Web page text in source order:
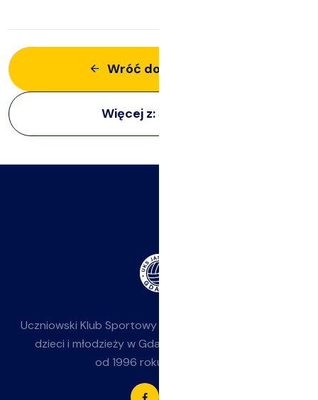
Wróć do aktualności
Więcej z:Siatkarze
Uczniowski Klub Sportowy
dzieci i młodzieży w Gdańsku-Jasieniu. Działamy
od 1996 roku przy SP 85.